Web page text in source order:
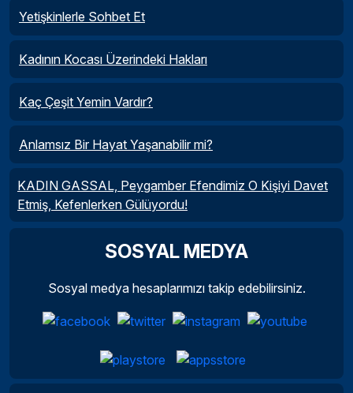
Yetişkinlerle Sohbet Et
Kadının Kocası Üzerindeki Hakları
Kaç Çeşit Yemin Vardır?
Anlamsız Bir Hayat Yaşanabilir mi?
KADIN GASSAL, Peygamber Efendimiz O Kişiyi Davet
Etmiş, Kefenlerken Gülüyordu!
SOSYAL MEDYA
Sosyal medya hesaplarımızı takip edebilirsiniz.